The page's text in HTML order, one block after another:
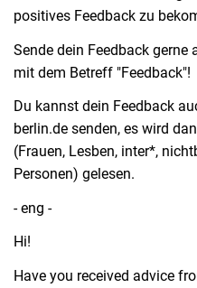
positives Feedback zu
Sende dein Feedback gerne
mit dem Betreff "Feedback"!
Du kannst dein Feedback
berlin.de senden, es wird
(Frauen, Lesben, inter*,
Personen) gelesen.
- eng -
Hi!
Have you received advice